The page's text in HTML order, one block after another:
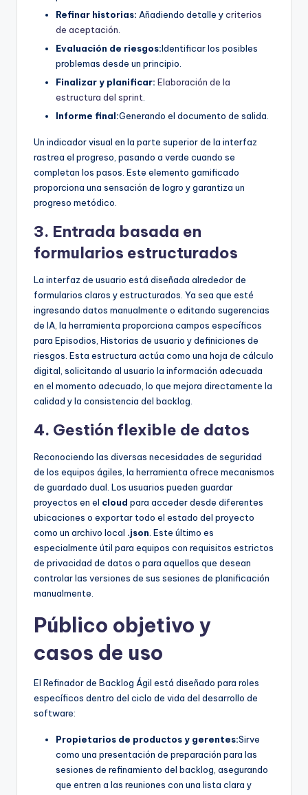
Refinar historias: Añadiendo detalle ycriterios
de aceptación
Evaluación de riesgos:Identificar los posibles
problemas desde un principio.
Finalizar y planificar: Elaboración de la
estructura del sprint.
Informe final:Generando el documento de salida.
Un indicador visual en la parte superior de la interfaz
rastrea el progreso, pasando a verde cuando se
completan los pasos. Este elemento gamificado
proporciona una sensación de logro y garantiza un
progreso metódico.
3. Entrada basada en
formularios estructurados
La interfaz de usuario está diseñada alrededor de
formularios claros y estructurados. Ya sea que esté
ingresando datos manualmente o editando sugerencias
de IA, la herramienta proporciona campos específicos
para Episodios, Historias de usuario y definiciones de
riesgos. Esta estructura actúa como una hoja de cálculo
digital, solicitando al usuario la información adecuada
en el momento adecuado, lo que mejora directamente la
calidad y la consistencia del backlog.
4. Gestión flexible de datos
Reconociendo las diversas necesidades de seguridad
de los equipos ágiles, la herramienta ofrece mecanismos
de guardado dual. Los usuarios pueden guardar
proyectos en el cloud para acceder desde diferentes
ubicaciones o exportar todo el estado del proyecto
como un archivo local .json. Este último es
especialmente útil para equipos con requisitos estrictos
de privacidad de datos o para aquellos que desean
controlar las versiones de sus sesiones de planificación
manualmente.
Público objetivo y
casos de uso
El Refinador de Backlog Ágil está diseñado para roles
específicos dentro del ciclo de vida del desarrollo de
software:
Propietarios de productos y gerentes:Sirve
como una presentación de preparación para las
sesiones de refinamiento del backlog, asegurando
que entren a las reuniones con una lista clara y